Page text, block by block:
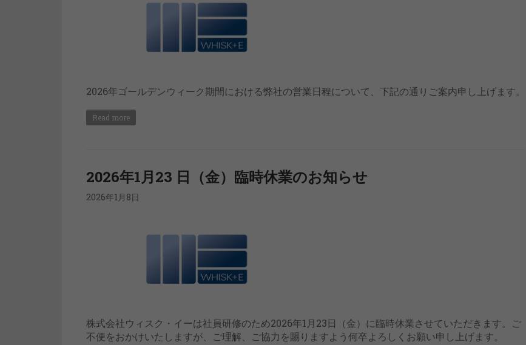
2026年ゴールデンウィーク期間における弊社の営業日程について、下記の通りご案内申し上げます。
Read more
2026年1月23 日（金）臨時休業のお知らせ
2026年1月8日
株式会社ウィスク・イーは社員研修のため2026年1月23日（金）に臨時休業させていただきます。ご
不便をおかけいたしますが、ご理解、ご協力を賜りますよう何卒よろしくお願い申し上げます。